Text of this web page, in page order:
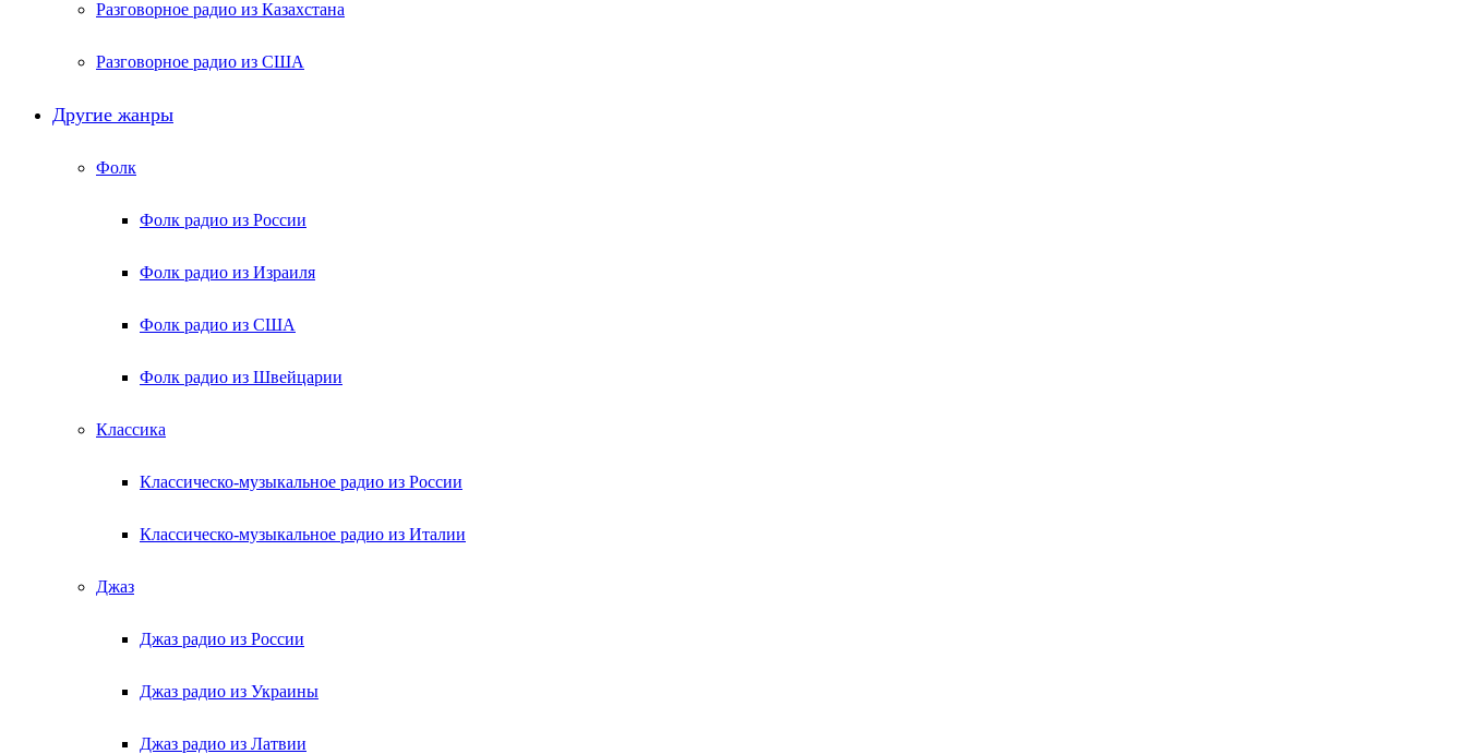
Разговорное радио из Казахстана
Разговорное радио из США
Другие жанры
Фолк
Фолк радио из России
Фолк радио из Израиля
Фолк радио из США
Фолк радио из Швейцарии
Классика
Классическо-музыкальное радио из России
Классическо-музыкальное радио из Италии
Джаз
Джаз радио из России
Джаз радио из Украины
Джаз радио из Латвии